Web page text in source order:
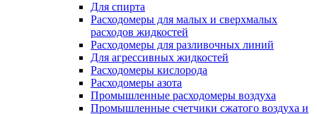
Для спирта
Расходомеры для малых и сверхмалых
расходов жидкостей
Расходомеры для разливочных линий
Для агрессивных жидкостей
Расходомеры кислорода
Расходомеры азота
Промышленные расходомеры воздуха
Промышленные счетчики сжатого воздуха и